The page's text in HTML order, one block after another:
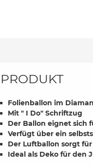
PRODUKT
Folienballon im
Mit " I Do" Schriftzug
Der Ballon eignet sich
Verfügt über ein
Der Luftballon sorgt
Ideal als Deko für den